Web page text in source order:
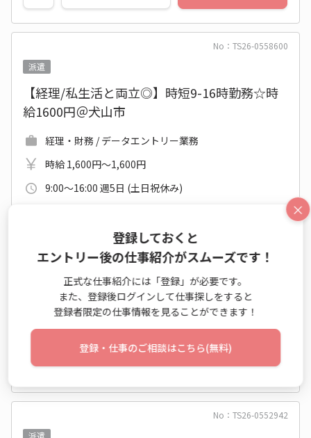
No：TS26-0558600
派遣
【経理/私生活と両立◎】時短9-16時勤務☆時
給1600円＠犬山市
経理・財務 / データエントリー業務
時給 1,600円～1,600円
9:00～16:00 週5日 (土日祝休み)
名鉄小牧線 楽田駅 他
2026年08月下旬～長期
未経験OK 大手・有名
カジュアルOK
新卒・第二新卒歓迎
社食あり
休憩室あり
髪・ネイル自由
事務はじめてOK
No：TS26-0552942
×
登録しておくと
エントリー後の仕事紹介がスムーズです！
正式な仕事紹介には「登録」が必要です。
また、登録後ログインして仕事探しをすると
登録者限定の仕事情報を見ることができます！
登録・仕事のご相談はこちら(無料)